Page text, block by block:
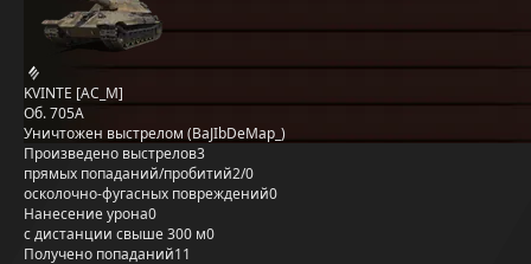
KVINTE [AC_M]
Об. 705А
Уничтожен выстрелом (BaJIbDeMap_)
Произведено выстрелов3
прямых попаданий/пробитий2/0
осколочно-фугасных повреждений0
Нанесение урона0
с дистанции свыше 300 м0
Получено попаданий11